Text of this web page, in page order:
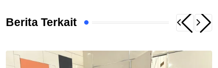
Berita Terkait